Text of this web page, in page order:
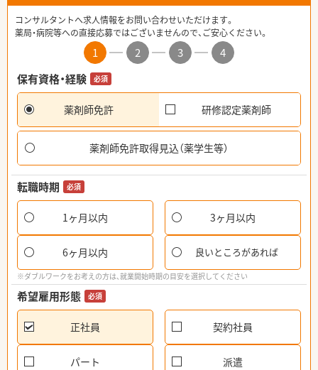
コンサルタントへ求人情報をお問い合わせいただけます。
薬局・病院等への直接応募ではございませんので、ご安心ください。
1 2 3
4
保有資格・経験
必須
薬剤師免許 研修認定薬剤師
薬剤師免許取得見込（薬学生等）
転職時期 必須
1ヶ月以内 3ヶ月以内
6ヶ月以内 良いところがあれば
※ダブルワークをお考えの方は、就業開始時期の目安を選択してください
希望雇用形態 必須
正社員 契約社員
パート 派遣